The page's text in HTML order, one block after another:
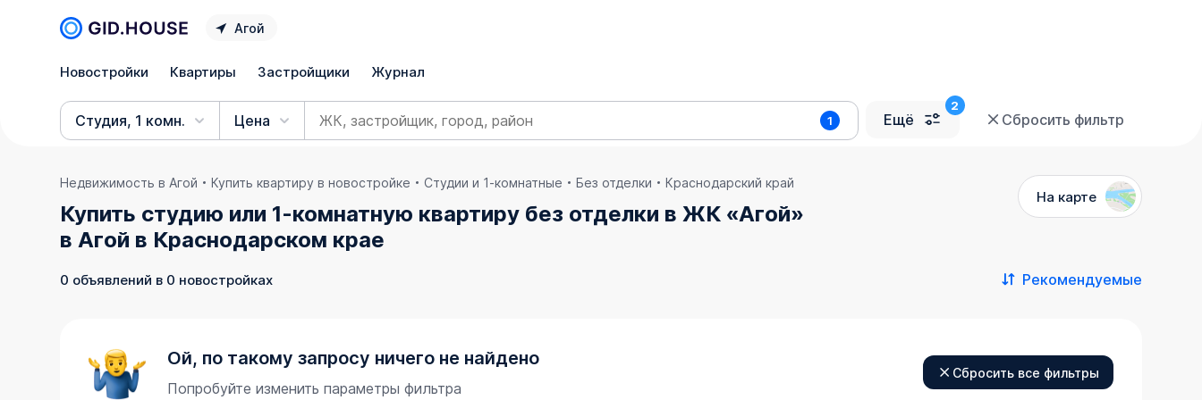
Агой
Новостройки Квартиры Застройщики Журнал
Студия, 1 комн. Цена 1 Ещё Сбросить фильтр
Недвижимость в Агой Купить квартиру в новостройке Студии и 1-комнатные Без отделки Краснодарский край
Купить студию или 1-комнатную квартиру без отделки в ЖК «Агой»
в Агой в Краснодарском крае
На карте
0 объявлений в 0 новостройках Рекомендуемые
Ой, по такому запросу ничего не найдено
Попробуйте изменить параметры фильтра
Сбросить все фильтры